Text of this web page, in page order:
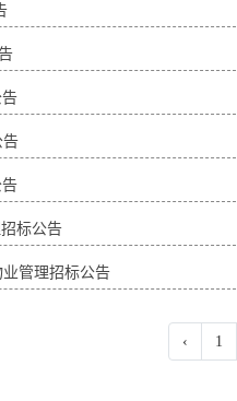
告
标公告
管理招标公告
‹ 1